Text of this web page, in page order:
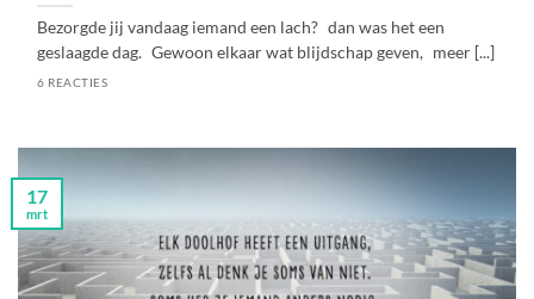
Bezorgde jij vandaag iemand een lach? dan was het een
geslaagde dag. Gewoon elkaar wat blijdschap geven, meer [...]
6 REACTIES
17
mrt